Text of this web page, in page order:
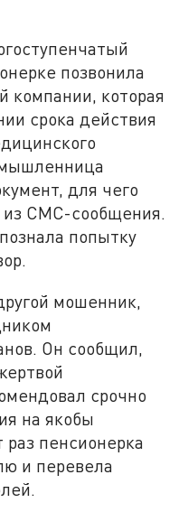
позвонила
компании, которая
срока действия
для чего
из СМС-сообщения.
попытку
мошенник,
Он сообщил,
срочно
на якобы
раз пенсионерка
и перевела